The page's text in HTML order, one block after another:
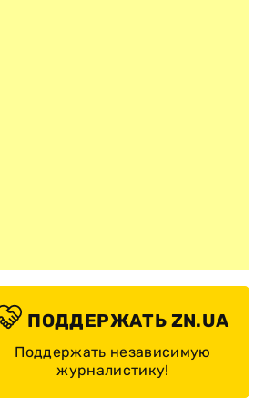
ПОДДЕРЖАТЬ ZN.UA
Поддержать независимую
журналистику!